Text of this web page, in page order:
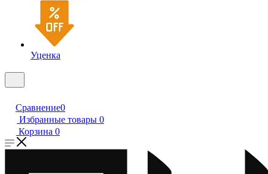
Уценка
Сравнение0
Избранные товары 0
Корзина 0